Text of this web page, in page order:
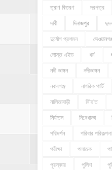
ত্রাণ বিতরণ দরপত্র
দাবী দিনাজপুর
দুর্যোগ প্রশমন
দোস্ত এইড ধর্ম
নদী ভাঙ্গন নদীভাঙ্গন
নবাবগঞ্জ নাগরিক পার্টি
নালিতাবাড়ী নি'হ'ত
নির্যাতন নিষেধাজ্ঞা
পরিদর্শন পরিবার পরিকল্পনা
পরীক্ষা পলাতক
পুরস্কার পুলিশ